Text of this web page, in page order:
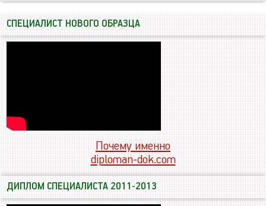
СПЕЦИАЛИСТ НОВОГО ОБРАЗЦА
Почему именно
diploman-dok.com
ДИПЛОМ СПЕЦИАЛИСТА 2011-2013